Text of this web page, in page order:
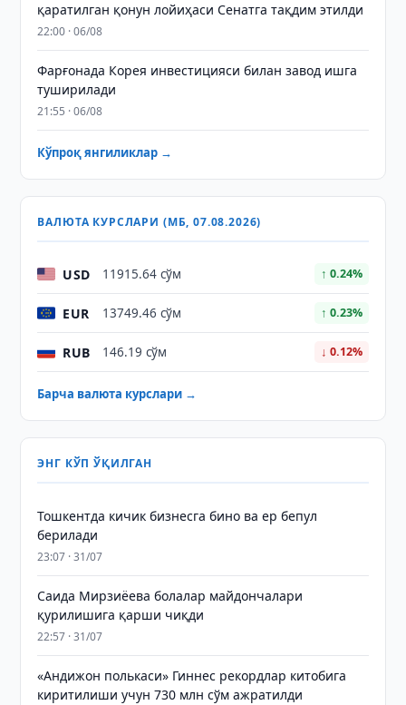
қаратилган қонун лойиҳаси Сенатга тақдим этилди
22:00 · 06/08
Фарғонада Корея инвестицияси билан завод ишга
туширилади
21:55 · 06/08
Кўпроқ янгиликлар →
ВАЛЮТА КУРСЛАРИ (МБ, 07.08.2026)
USD 11915.64 сўм ↑ 0.24%
EUR 13749.46 сўм ↑ 0.23%
RUB 146.19 сўм ↓ 0.12%
Барча валюта курслари →
ЭНГ КЎП ЎҚИЛГАН
Тошкентда кичик бизнесга бино ва ер бепул
берилади
23:07 · 31/07
Саида Мирзиёева болалар майдончалари
қурилишига қарши чиқди
22:57 · 31/07
«Андижон полькаси» Гиннес рекордлар китобига
киритилиши учун 730 млн сўм ажратилди